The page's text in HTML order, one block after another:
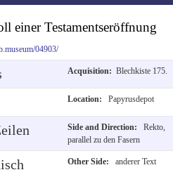
einer Testamentseröffnung
04903/
Acquisition: Blechkiste 175.
Location: Papyrusdepot
Side and Direction:
Rekto,
parallel zu den Fasern
Other Side: anderer Text